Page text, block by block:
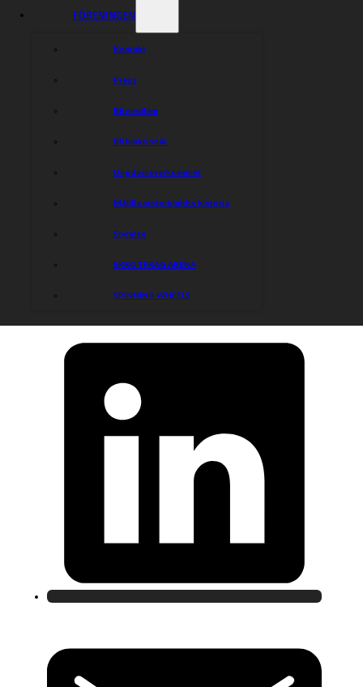
FÖRENINGEN
Kontakt
Press
Bli medlem
Bli funktionär
Ungdomsverksamhet
Målilla motorklubbs historia
Styrelse
SKROTFRAG ARENA
SPINNING WHEELS